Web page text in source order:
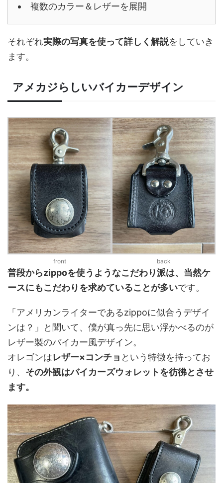
複数のカラー＆レザーを展開
それぞれ実際の写真を使って詳しく解説をしていき
ます。
アメカジらしいバイカーデザイン
front back
普段からzippoを使うようなこだわり派は、当然ケ
ースにもこだわりを求めていることが多いです。
「アメリカンライターであるzippoに似合うデザイ
ンは？」と聞いて、僕が真っ先に思い浮かべるのが
レザー製のバイカー風デザイン。
オレゴンはレザー×コンチョ という特徴を持ってお
り、 その外観はバイカーズウォレットを彷彿とさせ
ます。